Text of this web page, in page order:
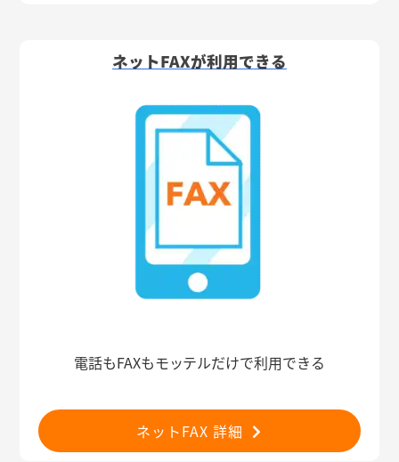
ネットFAXが利用できる
電話もFAXもモッテルだけで利用できる
ネットFAX 詳細